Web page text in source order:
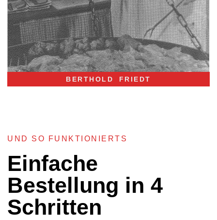
BERTHOLD FRIEDT
UND SO FUNKTIONIERTS
Einfache
Bestellung in 4
Schritten